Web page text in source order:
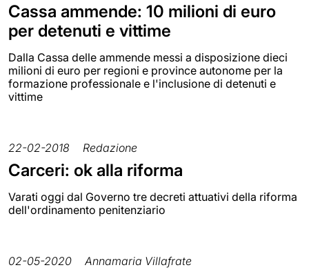
Cassa ammende: 10 milioni di euro
per detenuti e vittime
Dalla Cassa delle ammende messi a disposizione dieci
milioni di euro per regioni e province autonome per la
formazione professionale e l'inclusione di detenuti e
vittime
22-02-2018 Redazione
Carceri: ok alla riforma
Varati oggi dal Governo tre decreti attuativi della riforma
dell'ordinamento penitenziario
02-05-2020 Annamaria Villafrate